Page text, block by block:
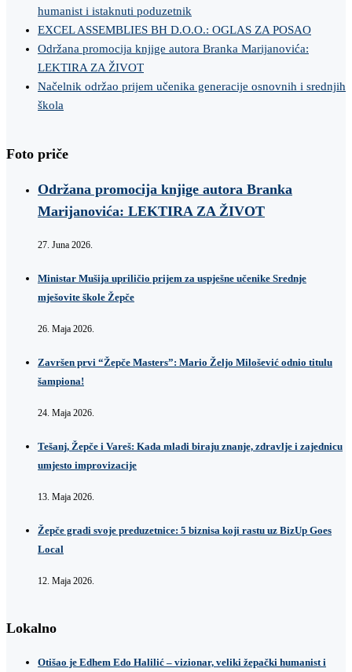
humanist i istaknuti poduzetnik
EXCEL ASSEMBLIES BH D.O.O.: OGLAS ZA POSAO
Održana promocija knjige autora Branka Marijanovića:
LEKTIRA ZA ŽIVOT
Načelnik održao prijem učenika generacije osnovnih i srednjih
škola
Foto priče
Održana promocija knjige autora Branka
Marijanovića: LEKTIRA ZA ŽIVOT
27. Juna 2026.
Ministar Mušija upriličio prijem za uspješne učenike Srednje
mješovite škole Žepče
26. Maja 2026.
Završen prvi “Žepče Masters”: Mario Željo Milošević odnio titulu
šampiona!
24. Maja 2026.
Tešanj, Žepče i Vareš: Kada mladi biraju znanje, zdravlje i zajednicu
umjesto improvizacije
13. Maja 2026.
Žepče gradi svoje preduzetnice: 5 biznisa koji rastu uz BizUp Goes
Local
12. Maja 2026.
Lokalno
Otišao je Edhem Edo Halilić – vizionar, veliki žepački humanist i